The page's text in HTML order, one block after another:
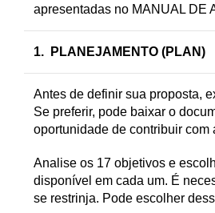
apresentadas no MANUAL DE
1. PLANEJAMENTO (PLAN)
Antes de definir sua proposta,
Se preferir, pode baixar o
oportunidade de contribuir com
Analise os 17 objetivos e
disponível em cada um. É
se restrinja. Pode escolher